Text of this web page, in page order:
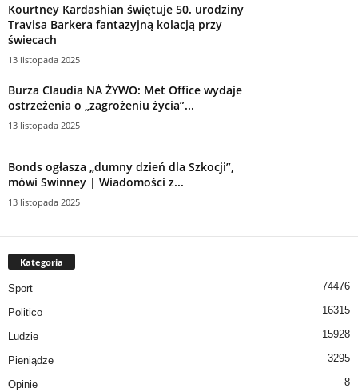
Kourtney Kardashian świętuje 50. urodziny
Travisa Barkera fantazyjną kolacją przy
świecach
13 listopada 2025
Burza Claudia NA ŻYWO: Met Office wydaje
ostrzeżenia o „zagrożeniu życia”...
13 listopada 2025
Bonds ogłasza „dumny dzień dla Szkocji”,
mówi Swinney | Wiadomości z...
13 listopada 2025
Kategoria
Sport 74476
Politico 16315
Ludzie 15928
Pieniądze 3295
Opinie 8